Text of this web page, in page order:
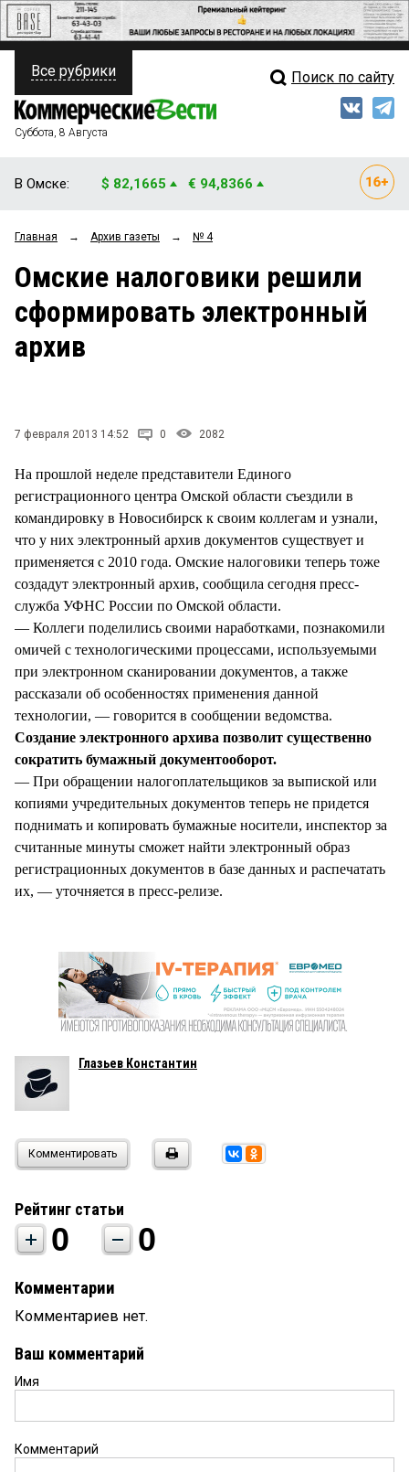
ПОЛИТИКА
ФИНАНСЫ
ОБЩЕСТВО
ЗАКОН
НОВОСТИ КОМПАНИЙ
Свежий выпуск
Рейтинги
Блоги
Все рубрики Поиск по сайту
Суббота, 8 Августа
В Омске: $ 82,1665 € 94,8366
Главная → Архив газеты → № 4
Омские налоговики решили
сформировать электронный
архив
7 февраля 2013 14:52 0 2082
На прошлой неделе представители Единого
регистрационного центра Омской области съездили в
командировку в Новосибирск к своим коллегам и узнали,
что у них электронный архив документов существует и
применяется с 2010 года. Омские налоговики теперь тоже
создадут электронный архив, сообщила сегодня пресс-
служба УФНС России по Омской области.
— Коллеги поделились своими наработками, познакомили
омичей с технологическими процессами, используемыми
при электронном сканировании документов, а также
рассказали об особенностях применения данной
технологии, — говорится в сообщении ведомства.
Создание электронного архива позволит существенно
сократить бумажный документооборот.
— При обращении налогоплательщиков за выпиской или
копиями учредительных документов теперь не придется
поднимать и копировать бумажные носители, инспектор за
считанные минуты сможет найти электронный образ
регистрационных документов в базе данных и распечатать
их, — уточняется в пресс-релизе.
Глазьев Константин
Комментировать
Рейтинг статьи
0 0
Комментарии
Комментариев нет.
Ваш комментарий
Имя
Комментарий